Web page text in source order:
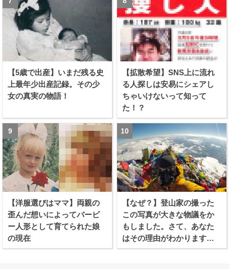
【5歳で出産】いまだ残る史
上最年少出産記録。その少
女の真実の物語！
【拡散希望】SNS上に流れ
る人探しは安易にシェアし
ちゃいけないって知って
た！？
【洋服選びはママ】両親の
歪んだ想いによってバービ
ー人形として育てられた娘
の現在
【なぜ？】登山家の撮った
この写真が大きな物議をか
もしました。さて、あなた
はその理由がわかります
か？